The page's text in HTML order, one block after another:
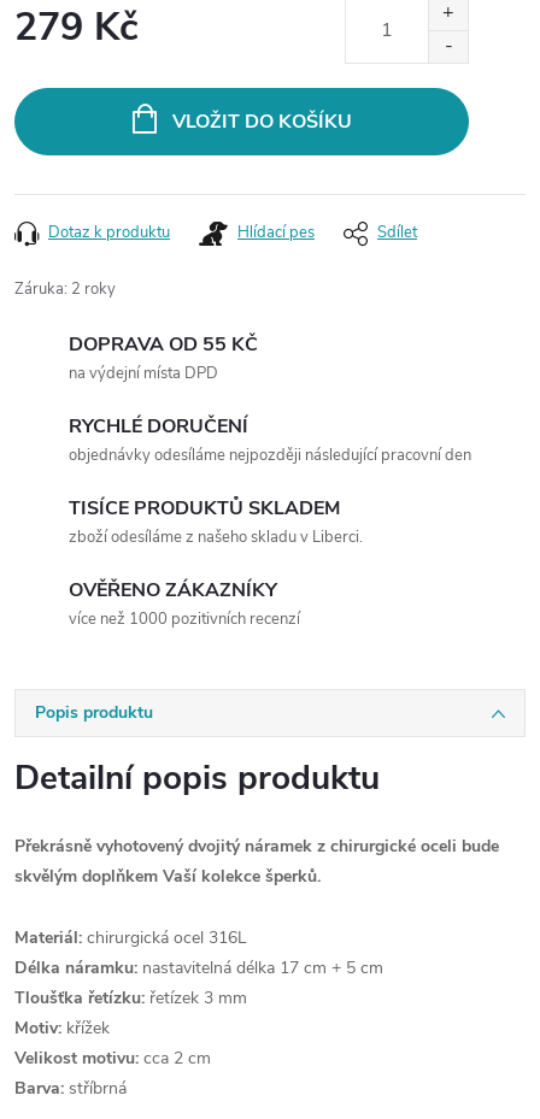
279 Kč
VLOŽIT DO KOŠÍKU
Dotaz k produktu Hlídací pes Sdílet
Záruka: 2 roky
DOPRAVA OD 55 KČ
na výdejní místa DPD
RYCHLÉ DORUČENÍ
objednávky odesíláme nejpozději následující pracovní den
TISÍCE PRODUKTŮ SKLADEM
zboží odesíláme z našeho skladu v Liberci.
OVĚŘENO ZÁKAZNÍKY
více než 1000 pozitivních recenzí
Popis produktu
Detailní popis produktu
Překrásně vyhotovený dvojitý náramek z chirurgické oceli bude
skvělým doplňkem Vaší kolekce šperků.
Materiál: chirurgická ocel 316L
Délka náramku: nastavitelná délka 17 cm + 5 cm
Tloušťka řetízku: řetízek 3 mm
Motiv: křížek
Velikost motivu: cca 2 cm
Barva: stříbrná